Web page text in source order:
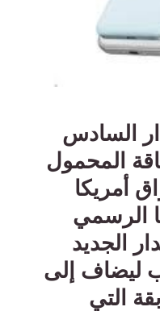
السادس
المحمول
أمريكا
الرسمي
الجديد
ليضاف إلى
التي